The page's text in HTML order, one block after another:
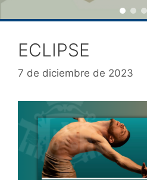
ECLIPSE
7 de diciembre de 2023